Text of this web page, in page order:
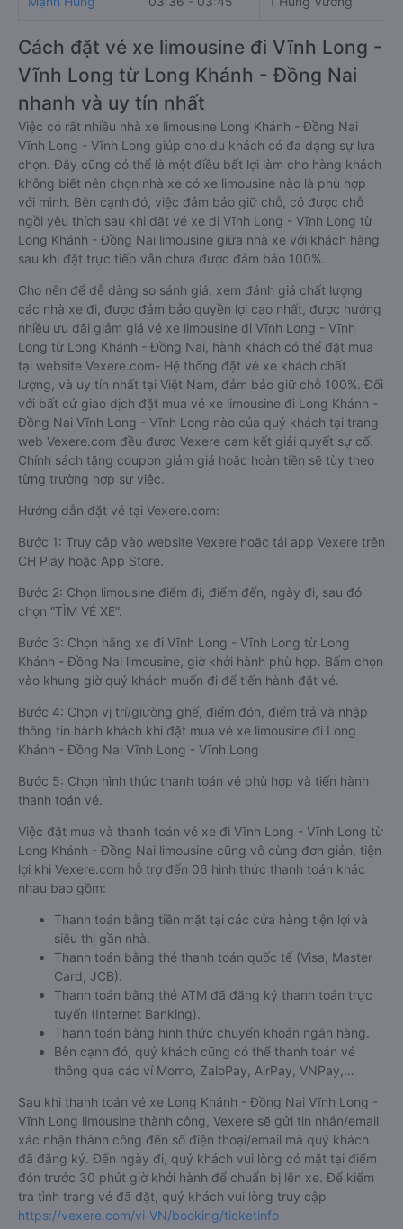
Cách đặt vé xe limousine đi Vĩnh Long -
Vĩnh Long từ Long Khánh - Đồng Nai
nhanh và uy tín nhất
Việc có rất nhiều nhà xe limousine Long Khánh - Đồng Nai
Vĩnh Long - Vĩnh Long giúp cho du khách có đa dạng sự lựa
chọn. Đây cũng có thể là một điều bất lợi làm cho hàng khách
không biết nên chọn nhà xe có xe limousine nào là phù hợp
với mình. Bên cạnh đó, việc đảm bảo giữ chỗ, có được chỗ
ngồi yêu thích sau khi đặt vé xe đi Vĩnh Long - Vĩnh Long từ
Long Khánh - Đồng Nai limousine giữa nhà xe với khách hàng
sau khi đặt trực tiếp vẫn chưa được đảm bảo 100%.
Cho nên để dễ dàng so sánh giá, xem đánh giá chất lượng
các nhà xe đi, được đảm bảo quyền lợi cao nhất, được hưởng
nhiều ưu đãi giảm giá vé xe limousine đi Vĩnh Long - Vĩnh
Long từ Long Khánh - Đồng Nai, hành khách có thể đặt mua
tại website Vexere.com- Hệ thống đặt vé xe khách chất
lượng, và uy tín nhất tại Việt Nam, đảm bảo giữ chỗ 100%. Đối
với bất cứ giao dịch đặt mua vé xe limousine đi Long Khánh -
Đồng Nai Vĩnh Long - Vĩnh Long nào của quý khách tại trang
web Vexere.com đều được Vexere cam kết giải quyết sự cố.
Chính sách tặng coupon giảm giá hoặc hoàn tiền sẽ tùy theo
từng trường hợp sự việc.
Hướng dẫn đặt vé tại Vexere.com:
Bước 1: Truy cập vào website Vexere hoặc tải app Vexere trên
CH Play hoặc App Store.
Bước 2: Chọn limousine điểm đi, điểm đến, ngày đi, sau đó
chọn “TÌM VÉ XE”.
Bước 3: Chọn hãng xe đi Vĩnh Long - Vĩnh Long từ Long
Khánh - Đồng Nai limousine, giờ khởi hành phù hợp. Bấm chọn
vào khung giờ quý khách muốn đi để tiến hành đặt vé.
Bước 4: Chọn vị trí/giường ghế, điểm đón, điểm trả và nhập
thông tin hành khách khi đặt mua vé xe limousine đi Long
Khánh - Đồng Nai Vĩnh Long - Vĩnh Long
Bước 5: Chọn hình thức thanh toán vé phù hợp và tiến hành
thanh toán vé.
Việc đặt mua và thanh toán vé xe đi Vĩnh Long - Vĩnh Long từ
Long Khánh - Đồng Nai limousine cũng vô cùng đơn giản, tiện
lợi khi Vexere.com hỗ trợ đến 06 hình thức thanh toán khác
nhau bao gồm:
Thanh toán bằng tiền mặt tại các cửa hàng tiện lợi và
siêu thị gần nhà.
Thanh toán bằng thẻ thanh toán quốc tế (Visa, Master
Card, JCB).
Thanh toán bằng thẻ ATM đã đăng ký thanh toán trực
tuyến (Internet Banking).
Thanh toán bằng hình thức chuyển khoản ngân hàng.
Bên cạnh đó, quý khách cũng có thể thanh toán vé
thông qua các ví Momo, ZaloPay, AirPay, VNPay,…
Sau khi thanh toán vé xe Long Khánh - Đồng Nai Vĩnh Long -
Vĩnh Long limousine thành công, Vexere sẽ gửi tin nhắn/email
xác nhận thành công đến số điện thoại/email mà quý khách
đã đăng ký. Đến ngày đi, quý khách vui lòng có mặt tại điểm
đón trước 30 phút giờ khởi hành để chuẩn bị lên xe. Để kiểm
tra tình trạng vé đã đặt, quý khách vui lòng truy cập
https://vexere.com/vi-VN/booking/ticketinfo